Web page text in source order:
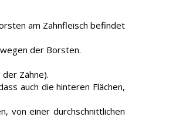
am Zahnfleisch befindet
der Borsten.
Zähne).
auch die hinteren Flächen,
von einer durchschnittlichen